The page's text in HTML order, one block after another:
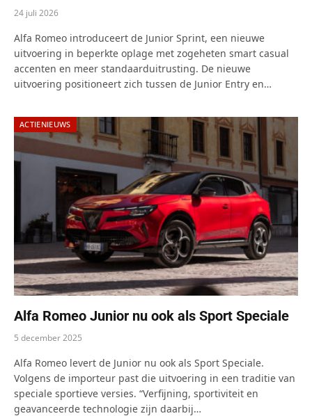
24 juli 2026
Alfa Romeo introduceert de Junior Sprint, een nieuwe
uitvoering in beperkte oplage met zogeheten smart casual
accenten en meer standaarduitrusting. De nieuwe
uitvoering positioneert zich tussen de Junior Entry en…
ACTIENIEUWS
Alfa Romeo Junior nu ook als Sport Speciale
5 december 2025
Alfa Romeo levert de Junior nu ook als Sport Speciale.
Volgens de importeur past die uitvoering in een traditie van
speciale sportieve versies. “Verfijning, sportiviteit en
geavanceerde technologie zijn daarbij…